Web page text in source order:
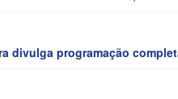
divulga programação